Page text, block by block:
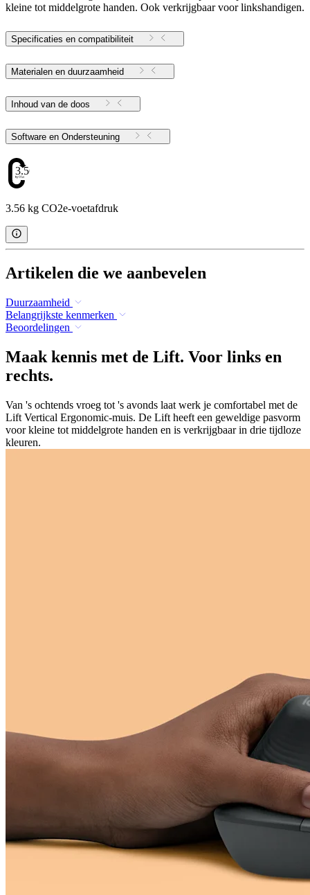
kleine tot middelgrote handen. Ook verkrijgbaar voor linkshandigen.
Specificaties en compatibiliteit
Materialen en duurzaamheid
Inhoud van de doos
Software en Ondersteuning
3.56
3.56 kg CO2e-voetafdruk
Artikelen die we aanbevelen
Duurzaamheid
Belangrijkste kenmerken
Beoordelingen
Maak kennis met de Lift. Voor links en
rechts.
Van 's ochtends vroeg tot 's avonds laat werk je comfortabel met de
Lift Vertical Ergonomic-muis. De Lift heeft een geweldige pasvorm
voor kleine tot middelgrote handen en is verkrijgbaar in drie tijdloze
kleuren.